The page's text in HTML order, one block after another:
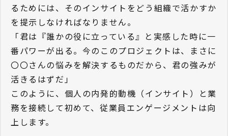
るためには、そのインサイトをどう組織で活かすか
を提示しなければなりません。
「君は『誰かの役に立っている』と実感した時に一
番パワーが出る。今のこのプロジェクトは、まさに
〇〇さんの悩みを解決するものだから、君の強みが
活きるはずだ」
このように、個人の内発的動機（インサイト）と業
務を接続して初めて、従業員エンゲージメントは向
上します。